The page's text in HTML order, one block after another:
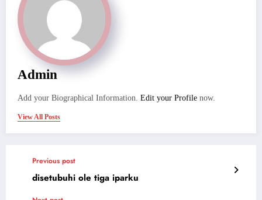
Admin
Add your Biographical Information. Edit your Profile now.
View All Posts
Previous post
disetubuhi ole tiga iparku